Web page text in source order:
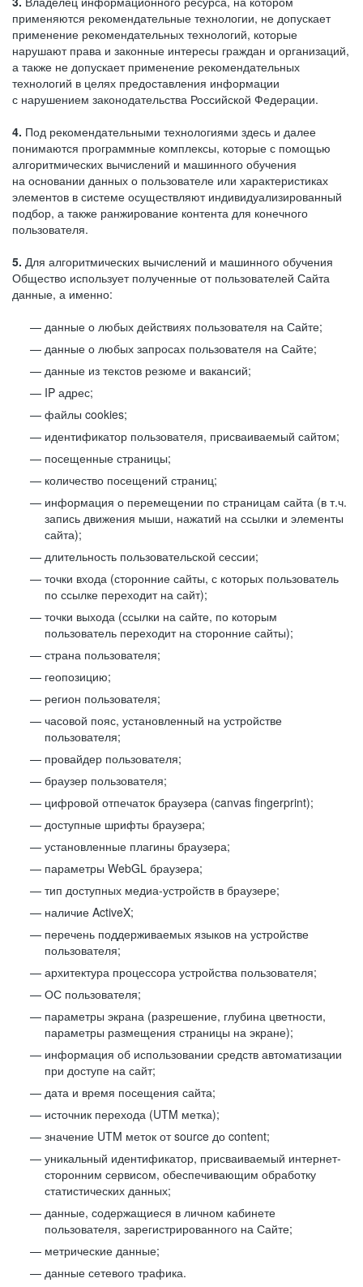
применяются рекомендательные технологии, не допускает
применение рекомендательных технологий, которые
нарушают права и законные интересы граждан и организаций,
а также не допускает применение рекомендательных
технологий в целях предоставления информации
с нарушением законодательства Российской Федерации.
4. Под рекомендательными технологиями здесь и далее
понимаются программные комплексы, которые с помощью
алгоритмических вычислений и машинного обучения
на основании данных о пользователе или характеристиках
элементов в системе осуществляют индивидуализированный
подбор, а также ранжирование контента для конечного
пользователя.
5. Для алгоритмических вычислений и машинного обучения
Общество использует полученные от пользователей Сайта
данные, а именно:
данные о любых действиях пользователя на Сайте;
данные о любых запросах пользователя на Сайте;
данные из текстов резюме и вакансий;
IP адрес;
файлы cookies;
идентификатор пользователя, присваиваемый сайтом;
посещенные страницы;
количество посещений страниц;
информация о перемещении по страницам сайта (в т.ч.
запись движения мыши, нажатий на ссылки и элементы
сайта);
длительность пользовательской сессии;
точки входа (сторонние сайты, с которых пользователь
по ссылке переходит на сайт);
точки выхода (ссылки на сайте, по которым
пользователь переходит на сторонние сайты);
страна пользователя;
геопозицию;
регион пользователя;
часовой пояс, установленный на устройстве
пользователя;
провайдер пользователя;
браузер пользователя;
цифровой отпечаток браузера (canvas fingerprint);
доступные шрифты браузера;
установленные плагины браузера;
параметры WebGL браузера;
тип доступных медиа-устройств в браузере;
наличие ActiveX;
перечень поддерживаемых языков на устройстве
пользователя;
архитектура процессора устройства пользователя;
ОС пользователя;
параметры экрана (разрешение, глубина цветности,
параметры размещения страницы на экране);
информация об использовании средств автоматизации
при доступе на сайт;
дата и время посещения сайта;
источник перехода (UTM метка);
значение UTM меток от source до content;
уникальный идентификатор, присваиваемый интернет-
сторонним сервисом, обеспечивающим обработку
статистических данных;
данные, содержащиеся в личном кабинете
пользователя, зарегистрированного на Сайте;
метрические данные;
данные сетевого трафика.